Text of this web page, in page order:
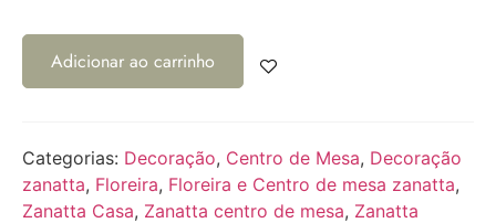
Adicionar ao carrinho
Categorias: Decoração, Centro de Mesa, Decoração
zanatta, Floreira, Floreira e Centro de mesa zanatta,
Zanatta Casa, Zanatta centro de mesa, Zanatta